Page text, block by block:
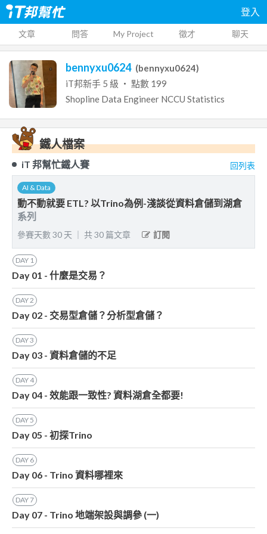
登入
文章 問答 My Project 徵才 聊天
bennyxu0624 (bennyxu0624)
iT邦新手 5 級 ‧ 點數 199
Shopline Data Engineer NCCU Statistics
鐵人檔案
iT 邦幫忙鐵人賽 回列表
AI & Data
動不動就要 ETL? 以Trino為例-淺談從資料倉儲到湖倉
系列
參賽天數30 天 共30 篇文章 訂閱
DAY 1
Day 01 - 什麼是交易？
DAY2
Day 02 - 交易型倉儲？分析型倉儲？
DAY3
Day 03 - 資料倉儲的不足
DAY4
Day 04 - 效能跟一致性? 資料湖倉全都要!
DAY5
Day 05 - 初探Trino
DAY 6
Day 06 - Trino 資料哪裡來
DAY7
Day 07 - Trino 地端架設與調參 (一)